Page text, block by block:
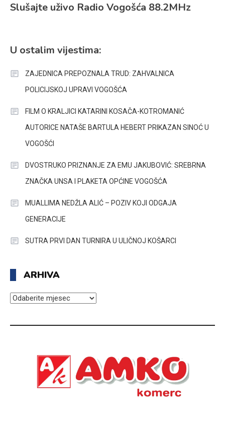
Slušajte uživo Radio Vogošća 88.2MHz
U ostalim vijestima:
ZAJEDNICA PREPOZNALA TRUD: ZAHVALNICA
POLICIJSKOJ UPRAVI VOGOŠĆA
FILM O KRALJICI KATARINI KOSAČA-KOTROMANIĆ
AUTORICE NATAŠE BARTULA HEBERT PRIKAZAN SINOĆ U
VOGOŠĆI
DVOSTRUKO PRIZNANJE ZA EMU JAKUBOVIĆ: SREBRNA
ZNAČKA UNSA I PLAKETA OPĆINE VOGOŠĆA
MUALLIMA NEDŽLA ALIĆ – POZIV KOJI ODGAJA
GENERACIJE
SUTRA PRVI DAN TURNIRA U ULIČNOJ KOŠARCI
ARHIVA
ARHIVA